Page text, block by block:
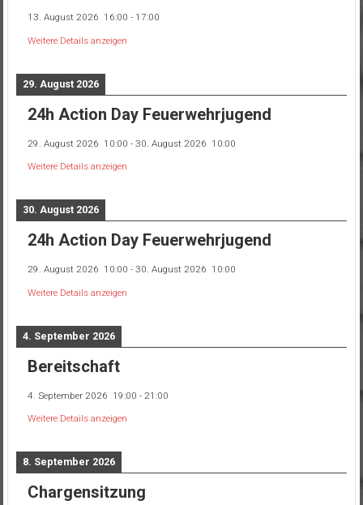
13. August 2026 16:00 - 17:00
Weitere Details anzeigen
29. August 2026
24h Action Day Feuerwehrjugend
29. August 2026 10:00 - 30. August 2026 10:00
Weitere Details anzeigen
30. August 2026
24h Action Day Feuerwehrjugend
29. August 2026 10:00 - 30. August 2026 10:00
Weitere Details anzeigen
4. September 2026
Bereitschaft
4. September 2026 19:00 - 21:00
Weitere Details anzeigen
8. September 2026
Chargensitzung